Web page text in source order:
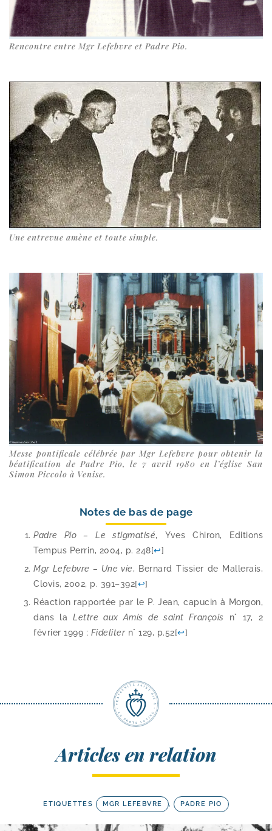
Rencontre entre Mgr Lefebvre et Padre Pio.
Une entre­vue amène et toute simple.
Messe pon­ti­fi­cale célé­brée par Mgr Lefebvre pour obte­nir la
béa­ti­fi­ca­tion de Padre Pio, le 7 avril 1980 en l’é­glise San
Simon Piccolo à Venise.
Notes de bas de page
Padre Pio – Le stig­ma­ti­sé, Yves Chiron, Editions
Tempus Perrin, 2004, p. 248[↩]
Mgr Lefebvre – Une vie, Bernard Tissier de Mallerais,
Clovis, 2002, p. 391–392[↩]
Réaction rap­por­tée par le P. Jean, capu­cin à Morgon,
dans laLettre aux Amis de saint François
n° 17, 2
février 1999 ; Fidelitern° 129, p.52[↩]
Articles en relation
ETIQUETTES MGR LEFEBVRE , PADRE PIO